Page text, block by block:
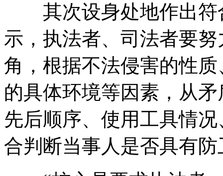
其次设身处地作出符
示，执法者、司法者要
角，根据不法侵害的性
的具体环境等因素，从
先后顺序、使用工具情
合判断当事人是否具有